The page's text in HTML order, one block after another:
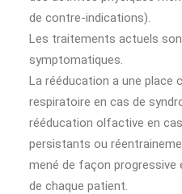
de contre-indications).
Les traitements actuels
symptomatiques.
La rééducation a une place
respiratoire en cas de
rééducation olfactive en
persistants ou
mené de façon progressive
de chaque patient.